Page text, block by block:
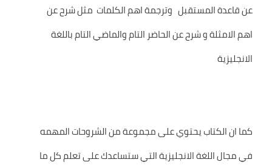
عن قاعدة المستقبل وترجمة اهم الكلمات مثل شرح عن
اهم الامثلة و شرح عن الحاضر التام والماضي التام باللغة
الانجليزية
كما ان الكتاب يحتوي على مجموعة من الشروحات المهمه
في مجال اللغة الانجليزية التي ستساعدك على تعلم كل ما